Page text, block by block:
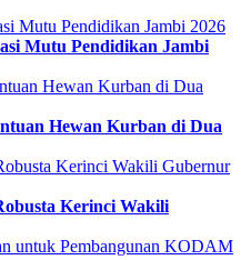
Mutu Pendidikan Jambi
Hewan Kurban di Dua
Kerinci Wakili